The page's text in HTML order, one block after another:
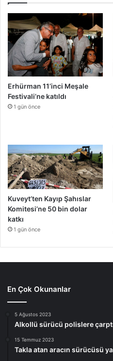
g
e
ç
i
r
d
i
Erhürman 11’inci Meşale
Festivali’ne katıldı
1 gün önce
Kuveyt’ten Kayıp Şahıslar
Komitesi’ne 50 bin dolar
katkı
1 gün önce
En Çok Okunanlar
5 Ağustos 2023
Alkollü sürücü polislere
15 Temmuz 2023
Takla atan aracın sürücüsü